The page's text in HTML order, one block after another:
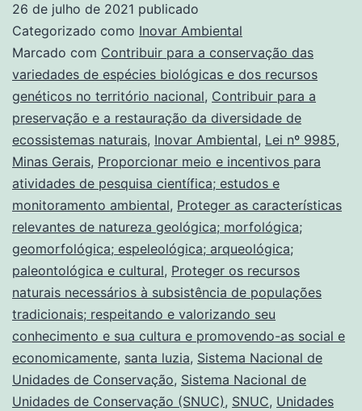
26 de julho de 2021 publicado
Categorizado como Inovar Ambiental
Marcado com Contribuir para a conservação das
variedades de espécies biológicas e dos recursos
genéticos no território nacional, Contribuir para a
preservação e a restauração da diversidade de
ecossistemas naturais, Inovar Ambiental, Lei nº 9985,
Minas Gerais, Proporcionar meio e incentivos para
atividades de pesquisa científica; estudos e
monitoramento ambiental, Proteger as características
relevantes de natureza geológica; morfológica;
geomorfológica; espeleológica; arqueológica;
paleontológica e cultural, Proteger os recursos
naturais necessários à subsistência de populações
tradicionais; respeitando e valorizando seu
conhecimento e sua cultura e promovendo-as social e
economicamente, santa luzia, Sistema Nacional de
Unidades de Conservação, Sistema Nacional de
Unidades de Conservação (SNUC), SNUC, Unidades